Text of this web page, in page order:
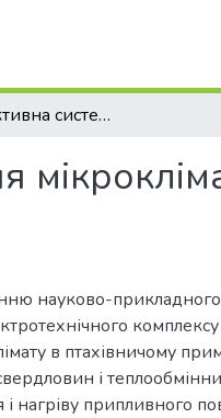
Енергоефективна система підтримання мікроклімату у птахівничих приміщеннях : монографія
науково-
в птахівничому
і
нагріву припливного